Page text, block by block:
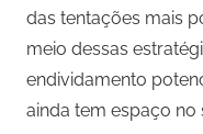
das tentações mais
meio dessas
endividamento
ainda tem espaço